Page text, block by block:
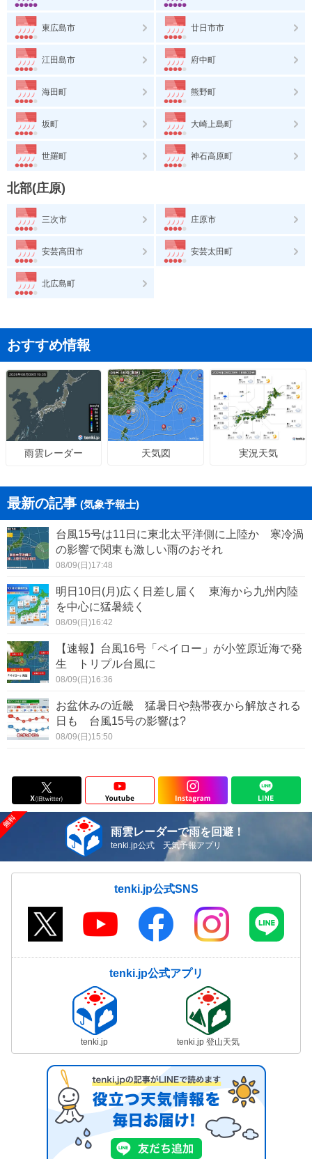
東広島市 廿日市市
江田島市 府中町
海田町 熊野町
坂町 大崎上島町
世羅町 神石高原町
北部(庄原)
三次市 庄原市
安芸高田市 安芸太田町
北広島町
おすすめ情報
雨雲レーダー 天気図 実況天気
最新の記事 (気象予報士)
台風15号は11日に東北太平洋側に上陸か 寒冷渦
の影響で関東も激しい雨のおそれ
08/09(日)17:48
明日10日(月)広く日差し届く 東海から九州内陸
を中心に猛暑続く
08/09(日)16:42
【速報】台風16号「ペイロー」が小笠原近海で発
生 トリプル台風に
08/09(日)16:36
お盆休みの近畿 猛暑日や熱帯夜から解放される
日も 台風15号の影響は?
08/09(日)15:50
雨雲レーダーで雨を回避！
tenki.jp公式 天気予報アプリ
tenki.jp公式SNS
tenki.jp公式アプリ
tenki.jp tenki.jp 登山天気